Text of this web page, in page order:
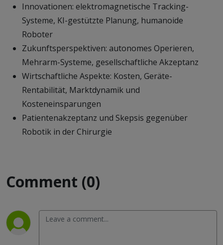
Innovationen: elektromagnetische Tracking-
Systeme, KI-gestützte Planung, humanoide
Roboter
Zukunftsperspektiven: autonomes Operieren,
Mehrarm-Systeme, gesellschaftliche Akzeptanz
Wirtschaftliche Aspekte: Kosten, Geräte-
Rentabilität, Marktdynamik und
Kosteneinsparungen
Patientenakzeptanz und Skepsis gegenüber
Robotik in der Chirurgie
Comment (0)